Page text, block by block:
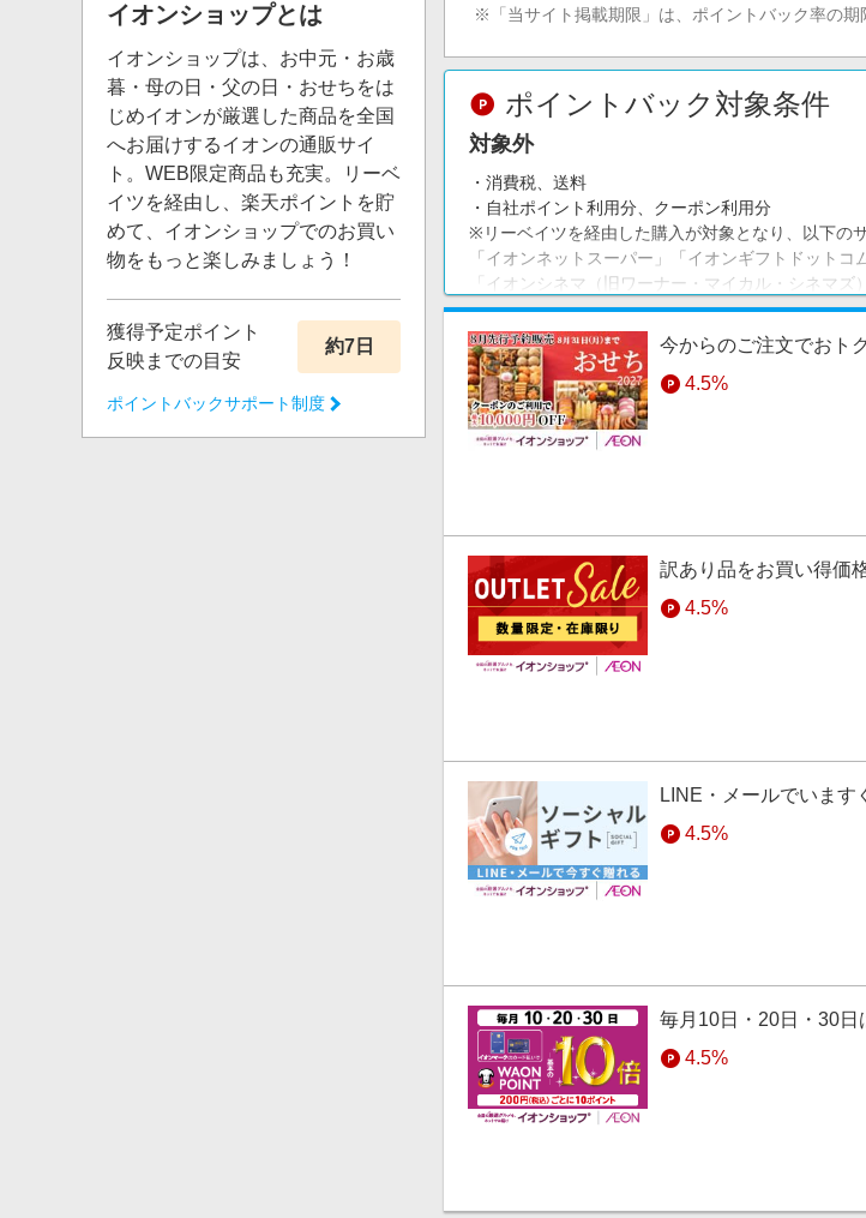
イオンショップとは
イオンショップは、お中元・お歳
暮・母の日・父の日・おせちをは
じめイオンが厳選した商品を全国
へお届けするイオンの通販サイ
ト。WEB限定商品も充実。リーベ
イツを経由し、楽天ポイントを貯
めて、イオンショップでのお買い
物をもっと楽しみましょう！
獲得予定ポイント
反映までの目安
約7日
ポイントバックサポート制度
※「当サイト掲載期限」は、ポイントバック率の期
ポイントバック対象条件
対象外
・消費税、送料
・自社ポイント利用分、クーポン利用分
※リーベイツを経由した購入が対象となり、以下の
「イオンネットスーパー」「イオンギフトドット
「イオンシネマ（旧ワーナー・マイカル・シネマ
ルオンライン」「イオンバイク」「AEON de WINE
今からのご注文でおト
4.5%
訳あり品をお買い得価
4.5%
LINE・メールでいます
4.5%
毎月10日・20日・30日
4.5%